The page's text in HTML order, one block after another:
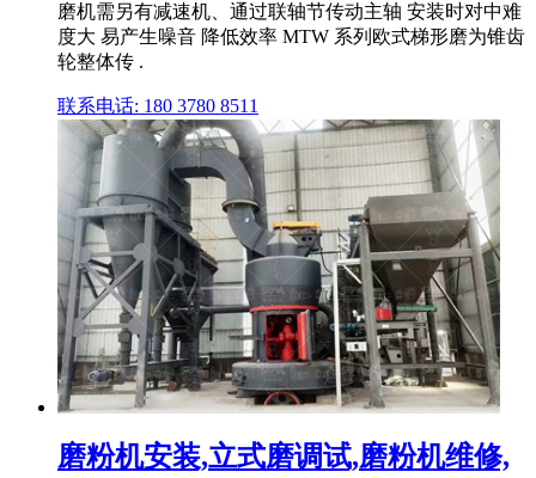
磨机需另有减速机、通过联轴节传动主轴 安装时对中难
度大 易产生噪音 降低效率 MTW 系列欧式梯形磨为锥齿
轮整体传 .
联系电话: 180 3780 8511
磨粉机安装,立式磨调试,磨粉机维修,